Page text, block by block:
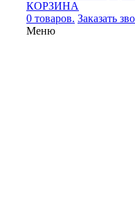
КОРЗИНА
0 товаров. Заказать
Меню